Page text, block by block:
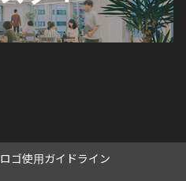
ロゴ使用ガイドライン